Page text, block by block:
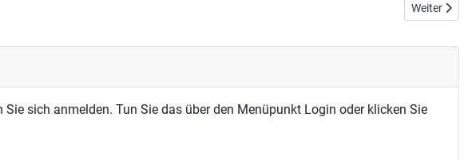
Nächster
Weiter
sich anmelden. Tun Sie das über den Menüpunkt Login oder klicken Sie